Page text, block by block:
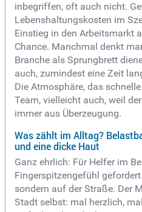
inbegriffen, oft auch nicht.
Lebenshaltungskosten im
Einstieg in den Arbeitsmarkt
Chance. Manchmal denkt
Branche als Sprungbrett
auch, zumindest eine Zeit
Die Atmosphäre, das
Team, vielleicht auch, weil
immer aus Überzeugung.
Was zählt im Alltag?
und eine dicke Haut
Ganz ehrlich: Für Helfer im
Fingerspitzengefühl
sondern auf der Straße. Der
Stadt selbst: mal herzlich,